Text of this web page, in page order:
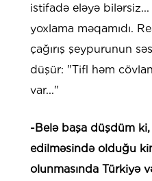
istifadə eləyə
yoxlama məqamıdı.
çağırış şeypurunun
düşür: "Tifl həm
var..."
-Belə başa düşdüm
edilməsində olduğu
olunmasında Türkiyə